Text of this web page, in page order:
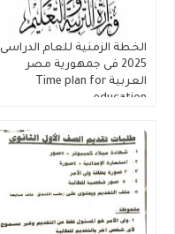
الخطة الزمنية للعام الدراسى
2025 فى جمهورية مصر
العربية Time plan for
education